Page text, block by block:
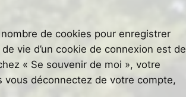
de cookies pour enregistrer
vie d’un cookie de connexion est de
« Se souvenir de moi », votre
vous déconnectez de votre compte,